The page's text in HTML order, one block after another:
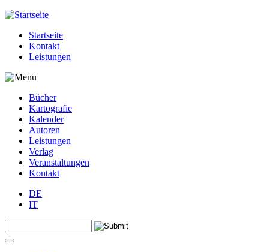
Jump to navigation
Startseite
Kontakt
Leistungen
Bücher
Kartografie
Kalender
Autoren
Leistungen
Verlag
Veranstaltungen
Kontakt
DE
IT
Suchformular